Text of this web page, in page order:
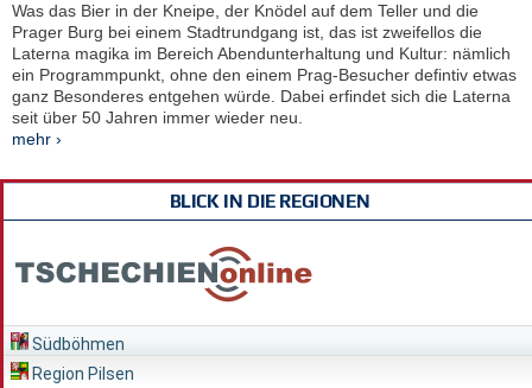
Was das Bier in der Kneipe, der Knödel auf dem Teller und die
Prager Burg bei einem Stadtrundgang ist, das ist zweifellos die
Laterna magika im Bereich Abendunterhaltung und Kultur: nämlich
ein Programmpunkt, ohne den einem Prag-Besucher defintiv etwas
ganz Besonderes entgehen würde. Dabei erfindet sich die Laterna
seit über 50 Jahren immer wieder neu.
mehr ›
BLICK IN DIE REGIONEN
Südböhmen
Region Pilsen